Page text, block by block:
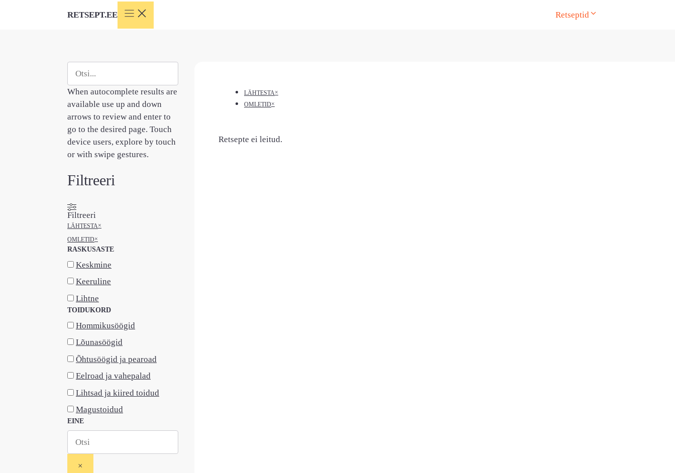
RETSEPT.EE Retseptid
LÄHTESTA×
OMLETID×
Retsepte ei leitud.
When autocomplete results are
available use up and down
arrows to review and enter to
go to the desired page. Touch
device users, explore by touch
or with swipe gestures.
Filtreeri
Filtreeri
LÄHTESTA×
OMLETID×
RASKUSASTE
Keskmine
Keeruline
Lihtne
TOIDUKORD
Hommikusöögid
Lõunasöögid
Õhtusöögid ja pearoad
Eelroad ja vahepalad
Lihtsad ja kiired toidud
Magustoidud
EINE
×